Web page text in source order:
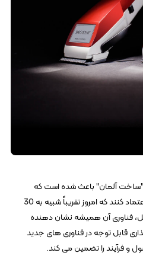
آلمان" باعث شده است که
بسیاری از مردم به MOSER 1400 اعتماد کنند که امروز تقریباً شبیه به 30
فناوری آن همیشه نشان دهنده
قابل توجه در فناوری های جدید
و فرآیند را تضمین می کند.